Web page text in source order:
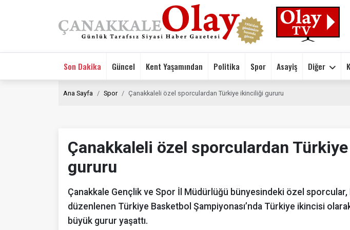
Son Dakika Güncel Kent Yaşamından Politika Spor Asayiş Diğer
Ana Sayfa Spor Çanakkaleli özel sporculardan Türkiye ikinciliği gururu
Çanakkaleli özel sporculardan
gururu
Çanakkale Gençlik ve Spor İl Müdürlüğü bünyesindeki özel sporcular,
düzenlenen Türkiye Basketbol Şampiyonası’nda Türkiye ikincisi
büyük gurur yaşattı.